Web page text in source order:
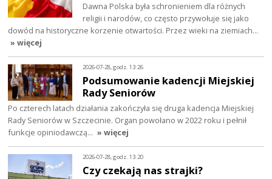
Dawna Polska była schronieniem dla różnych
religii i narodów, co często przywołuje się jako
dowód na historyczne korzenie otwartości. Przez wieki na ziemiach…
» więcej
2026-07-28, godz. 13:26
Podsumowanie kadencji Miejskiej
Rady Seniorów
Po czterech latach działania zakończyła się druga kadencja Miejskiej
Rady Seniorów w Szczecinie. Organ powołano w 2022 roku i pełnił
funkcje opiniodawczą… » więcej
2026-07-28, godz. 13:20
Czy czekają nas strajki?